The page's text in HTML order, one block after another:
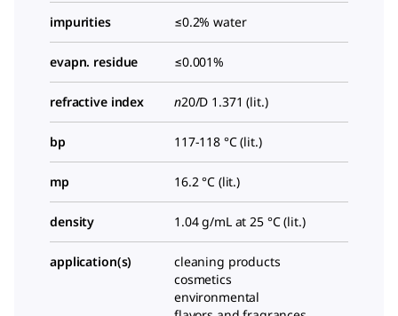
impurities ≤0.2% water
evapn. residue ≤0.001%
refractive index n20/D 1.371 (lit.)
bp 117-118 °C (lit.)
mp 16.2 °C (lit.)
density 1.04 g/mL at 25 °C (lit.)
application(s)
cleaning products
cosmetics
environmental